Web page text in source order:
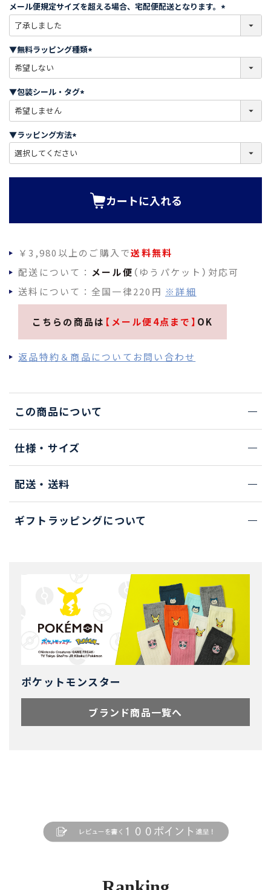
メール便規定サイズを超える場合、宅配便配送となります。
必
)
▼無料ラッピング種類
必
)
▼包装シール・タグ
必
)
▼ラッピング方法
必
カートに入れる
￥3,980以上のご購入で送料無料
配送について： メール便 （ゆうパケット）対応可
送料について：全国一律220円 ※詳細
こちらの商品は 【メール便4点まで】 OK
返品特約＆商品についてお問い合わせ
この商品について
仕様・サイズ
配送・送料
ギフトラッピングについて
ポケットモンスター
ブランド商品一覧へ